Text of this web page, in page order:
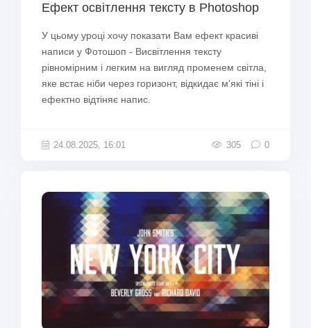
Ефект освітлення тексту в Photoshop
У цьому уроці хочу показати Вам ефект красиві
написи у Фотошоп - Висвітлення тексту
рівномірним і легким на вигляд променем світла,
яке встає ніби через горизонт, відкидає м'які тіні і
ефектно відтіняє напис.
24.08.2025, 16:01 305 0